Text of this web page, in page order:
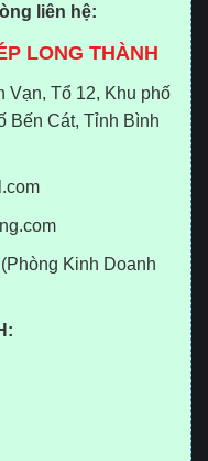
liên hệ:
LONG THÀNH
Tổ 12, Khu phố
Bến Cát, Tỉnh Bình
Kinh Doanh